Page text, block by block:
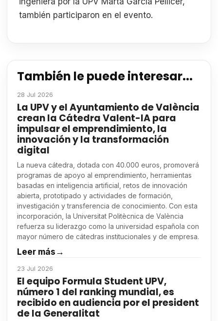
también participaron en el evento.
También le puede interesar...
28 Jul 2026
La UPV y el Ayuntamiento de València
crean la Cátedra Valent-IA para
impulsar el emprendimiento, la
innovación y la transformación
digital
La nueva cátedra, dotada con 40.000 euros, promoverá
programas de apoyo al emprendimiento, herramientas
basadas en inteligencia artificial, retos de innovación
abierta, prototipado y actividades de formación,
investigación y transferencia de conocimiento. Con esta
incorporación, la Universitat Politècnica de València
refuerza su liderazgo como la universidad española con
mayor número de cátedras institucionales y de empresa.
Leer más→
23 Jul 2026
El equipo Formula Student UPV,
número 1 del ranking mundial, es
recibido en audiencia por el president
de la Generalitat